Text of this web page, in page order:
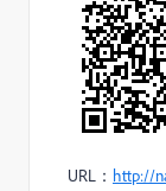
URL： http://